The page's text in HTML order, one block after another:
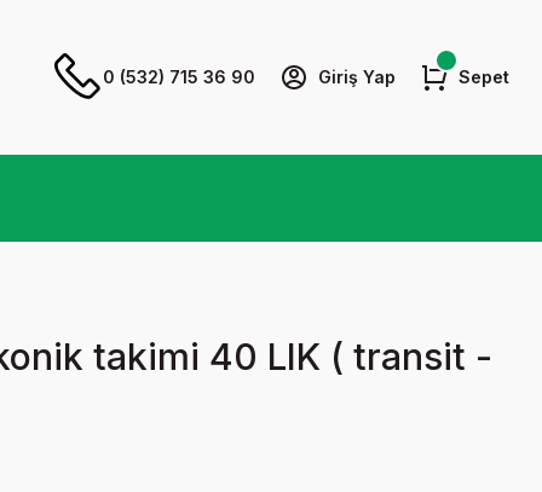
0 (532) 715 36 90 Giriş Yap Sepet
takimi 40 LIK ( transit -